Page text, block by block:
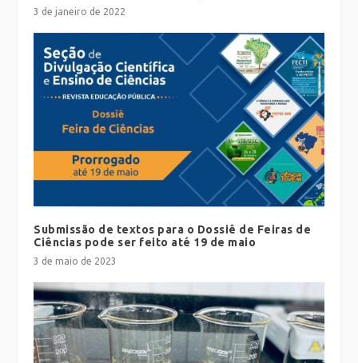
3 de janeiro de 2022
Submissão de textos para o Dossiê de Feiras de
Ciências pode ser feito até 19 de maio
3 de maio de 2023